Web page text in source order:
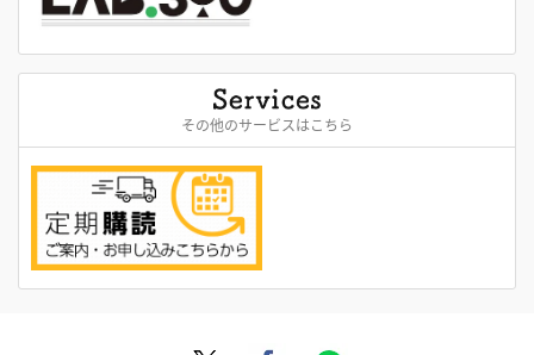
その他のサービスはこちら